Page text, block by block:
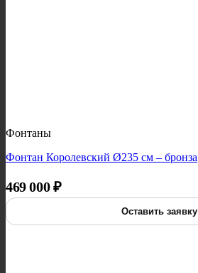
Фонтаны
Фонтан Королевский Ø235 см – бронза
469 000₽
Оставить заявку